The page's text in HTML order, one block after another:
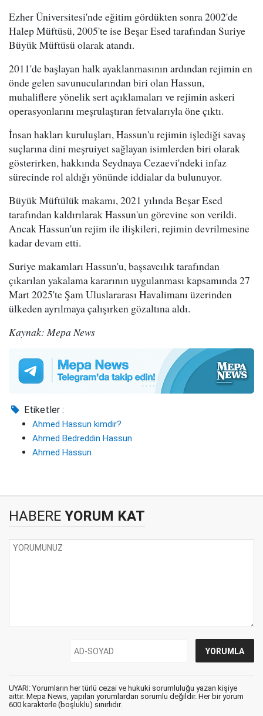
Ezher Üniversitesi'nde eğitim gördükten sonra 2002'de
Halep Müftüsü, 2005'te ise Beşar Esed tarafından Suriye
Büyük Müftüsü olarak atandı.
2011'de başlayan halk ayaklanmasının ardından rejimin en
önde gelen savunucularından biri olan Hassun,
muhaliflere yönelik sert açıklamaları ve rejimin askeri
operasyonlarını meşrulaştıran fetvalarıyla öne çıktı.
İnsan hakları kuruluşları, Hassun'u rejimin işlediği savaş
suçlarına dini meşruiyet sağlayan isimlerden biri olarak
gösterirken, hakkında Seydnaya Cezaevi'ndeki infaz
sürecinde rol aldığı yönünde iddialar da bulunuyor.
Büyük Müftülük makamı, 2021 yılında Beşar Esed
tarafından kaldırılarak Hassun'un görevine son verildi.
Ancak Hassun'un rejim ile ilişkileri, rejimin devrilmesine
kadar devam etti.
Suriye makamları Hassun'u, başsavcılık tarafından
çıkarılan yakalama kararının uygulanması kapsamında 27
Mart 2025'te Şam Uluslararası Havalimanı üzerinden
ülkeden ayrılmaya çalışırken gözaltına aldı.
Kaynak: Mepa News
Etiketler :
Ahmed Hassun kimdir?
Ahmed Bedreddin Hassun
Ahmed Hassun
HABERE YORUM KAT
UYARI: Yorumların her türlü cezai ve hukuki sorumluluğu yazan kişiye
aittir. Mepa News, yapılan yorumlardan sorumlu değildir. Her bir yorum
600 karakterle (boşluklu) sınırlıdır.